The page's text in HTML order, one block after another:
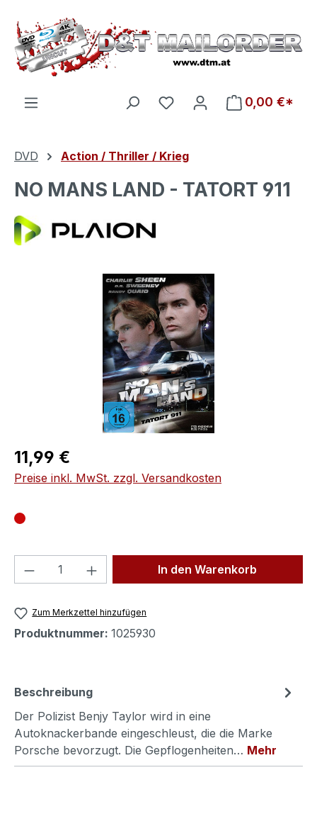
Zum Hauptinhalt springen
Du hast 0 Produkte auf
0,00 €*
DVD Action / Thriller / Krieg
NO MANS LAND - TATORT 911
Bildergalerie überspringen
Regulärer Preis:
11,99 €
Preise inkl. MwSt. zzgl. Versandkosten
Produkt Anzahl: Gib denIn den Warenkorb
Zum Merkzettel hinzufügen
Produktnummer: 1025930
Beschreibung
Der Polizist Benjy Taylor wird in eine
Autoknackerbande eingeschleust, die die Marke
Porsche bevorzugt. Die Gepflogenheiten… Mehr